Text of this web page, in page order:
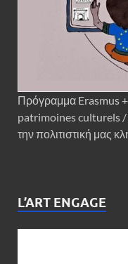
Πρόγραμμα Erasmus
patrimoines culturels /
την πολιτιστική μας
L’ART ENGAGE